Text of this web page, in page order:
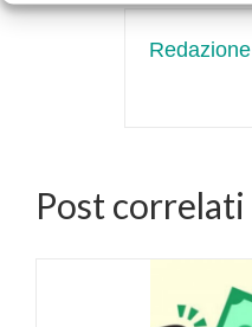
Redazione
Post correlati